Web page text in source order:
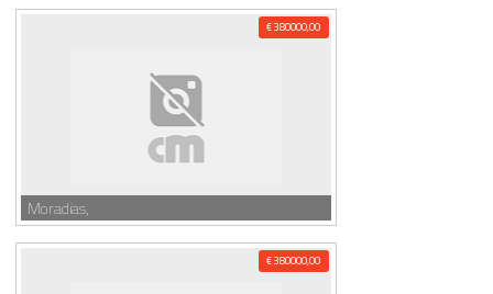
€ 380000,00
Moradias,
€ 380000,00